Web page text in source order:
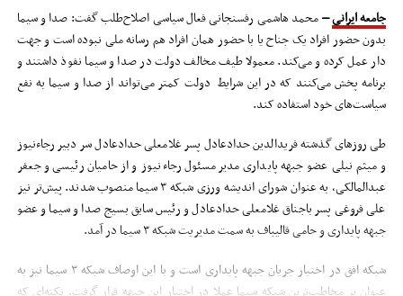
جامعه ایرانی–محمد هاشمی رفسنجانی فعال سیاسی اصلاح‌طلب گفت: صدا و سیما
بدون حضور افراد یک جناح یا با حضور همان افراد هم رسانه ملی نبوده است و جهت
دار عمل کرده و می‌کند. معمولا طیف مخالف دولت در صدا و سیما نفوذ داشتند و
برنامه پخش می‌کنند که در این شرایط دولت کمتر می‌تواند از صدا و سیما به نفع
سیاست‌های خود استفاده کند.
طی روزهای گذشته فریدالدین حدادعادل پسر غلامعلی حدادعادل سر دبیر رجاءنیوز
و میثم نیلی عضو جبهه پایداری مدیر مسئول رجاءنیوز و از حامیان رئیسی و جعفر
عبدالمالکی، به عنوان شورای اندیشه ورزی شبکه ۳ سیما منصوب شدند. پیش‌تر نیز
علی فروغی پسر باجناق غلامعلی حدادعادل و رئیس سابق بسیج صدا و سیما و عضو
جبهه پایداری و حامی قالیباف به سمت مدیریت شبکه ۳ سیما در آمد.
شبکه افق در اختیار جریان جبهه پایداری است و با این اوصاف شبکه ۳ سیما نیز به
عنوان پر مخاطب‌ترین شبکه سیما عملا در اختیار این جبهه قرار گرفت. نکته‌ای که